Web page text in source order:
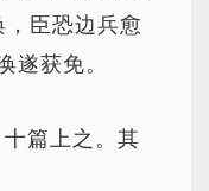
臣恐边兵愈
遂获免。
篇上之。其